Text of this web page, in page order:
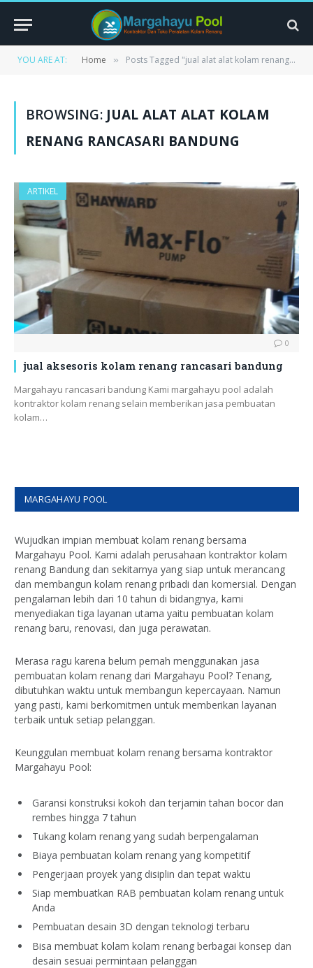
YOU ARE AT: Home » Posts Tagged "jual alat alat kolam renang rancasari bandung"
BROWSING: JUAL ALAT ALAT KOLAM
RENANG RANCASARI BANDUNG
ARTIKEL
0
jual aksesoris kolam renang rancasari bandung
Margahayu rancasari bandung Kami margahayu pool adalah
kontraktor kolam renang selain memberikan jasa pembuatan
kolam…
MARGAHAYU POOL
Wujudkan impian membuat kolam renang bersama
Margahayu Pool. Kami adalah perusahaan kontraktor kolam
renang Bandung dan sekitarnya yang siap untuk merancang
dan membangun kolam renang pribadi dan komersial. Dengan
pengalaman lebih dari 10 tahun di bidangnya, kami
menyediakan tiga layanan utama yaitu pembuatan kolam
renang baru, renovasi, dan juga perawatan.
Merasa ragu karena belum pernah menggunakan jasa
pembuatan kolam renang dari Margahayu Pool? Tenang,
dibutuhkan waktu untuk membangun kepercayaan. Namun
yang pasti, kami berkomitmen untuk memberikan layanan
terbaik untuk setiap pelanggan.
Keunggulan membuat kolam renang bersama kontraktor
Margahayu Pool:
Garansi konstruksi kokoh dan terjamin tahan bocor dan
rembes hingga 7 tahun
Tukang kolam renang yang sudah berpengalaman
Biaya pembuatan kolam renang yang kompetitif
Pengerjaan proyek yang disiplin dan tepat waktu
Siap membuatkan RAB pembuatan kolam renang untuk
Anda
Pembuatan desain 3D dengan teknologi terbaru
Bisa membuat kolam kolam renang berbagai konsep dan
desain sesuai permintaan pelanggan